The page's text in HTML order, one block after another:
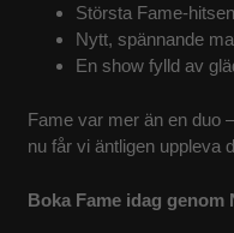
Största Fame-
Nytt, spännande
En show fylld av
Fame var mer än en duo
nu får vi äntligen uppleva
Boka Fame idag genom